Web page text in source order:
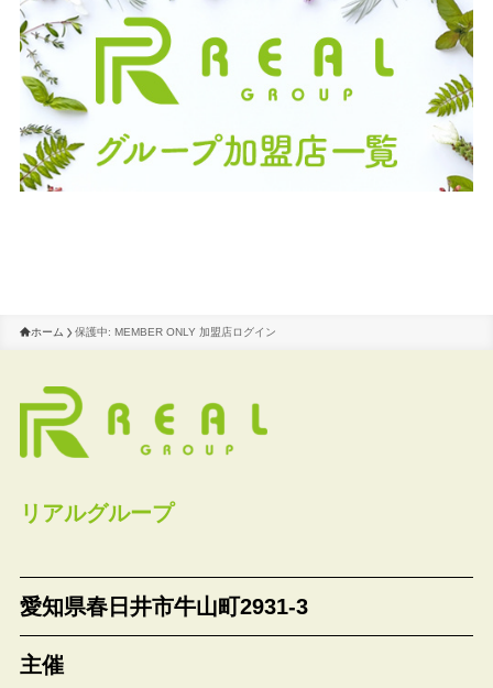
ホーム 保護中: MEMBER ONLY 加盟店ログイン
リアルグループ
愛知県春日井市牛山町2931-3
主催